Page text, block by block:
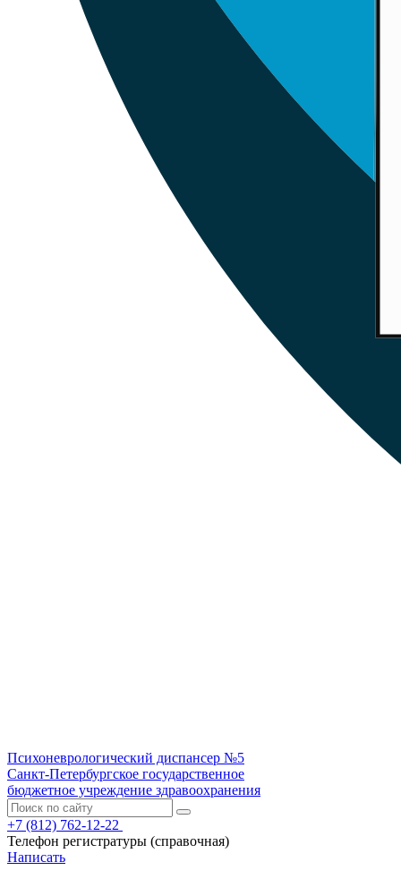
Психоневрологический диспансер №5
Санкт-Петербургское государственное
бюджетное учреждение здравоохранения
+7 (812) 762-12-22
Телефон регистратуры (справочная)
Написать